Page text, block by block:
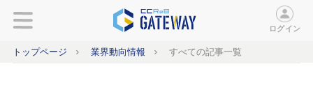
ログイン
トップページ 業界動向情報 すべての記事一覧